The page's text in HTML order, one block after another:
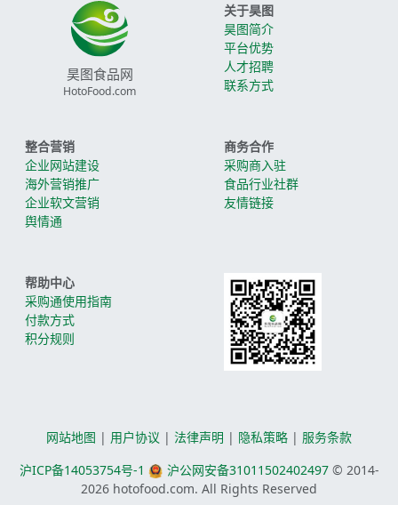
昊图食品网
HotoFood.com
关于昊图
昊图简介
平台优势
人才招聘
联系方式
整合营销
企业网站建设
海外营销推广
企业软文营销
舆情通
商务合作
采购商入驻
食品行业社群
友情链接
帮助中心
采购通使用指南
付款方式
积分规则
网站地图 | 用户协议 | 法律声明 | 隐私策略 | 服务条款
沪ICP备14053754号-1
沪公网安备31011502402497© 2014-
2026 hotofood.com. All Rights Reserved